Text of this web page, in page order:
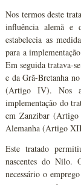
Nos termos deste
influência alemã
estabelecia as
para a
Em seguida tratava-
e da Grã-Bretanha
(Artigo IV). Nos
implementação do
em Zanzibar (Artigo
Alemanha (Artigo
Este tratado
nascentes do Nilo.
necessário o